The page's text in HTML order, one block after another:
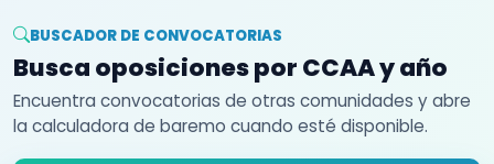
BUSCADOR DE CONVOCATORIAS
Busca oposiciones por CCAA y año
Encuentra convocatorias de otras comunidades y abre
la calculadora de baremo cuando esté disponible.